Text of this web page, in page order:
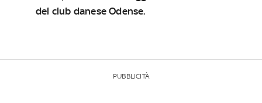
del club danese Odense.
PUBBLICITÀ